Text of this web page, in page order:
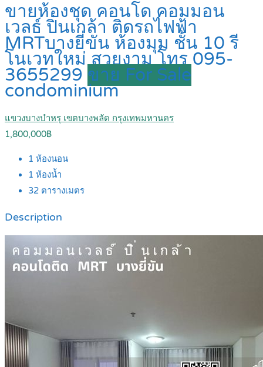
ขายห้องชุด คอนโด คอมมอน
เวลธ์ ปิ่นเกล้า ติดรถไฟฟ้า
MRTบางยี่ขัน ห้องมุม ชั้น 10 รี
โนเวทใหม่ สวยงาม โทร 095-
3655299 ขาย For Sale
condominium
แขวงบางบำหรุ เขตบางพลัด กรุงเทพมหานคร
1,800,000฿
1 ห้องนอน
1 ห้องน้ำ
32 ตารางเมตร
Description